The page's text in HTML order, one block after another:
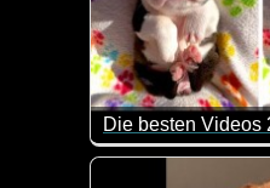
Die besten Videos
Eine tolle